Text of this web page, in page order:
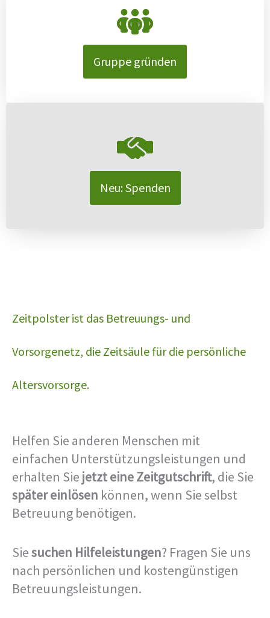
Gruppe gründen
Neu: Spenden
Zeitpolster ist das Betreuungs- und
Vorsorgenetz, die Zeitsäule für die persönliche
Altersvorsorge.
Helfen Sie anderen Menschen mit
einfachen Unterstützungsleistungen und
erhalten Sie jetzt eine Zeitgutschrift, die Sie
später einlösen können, wenn Sie selbst
Betreuung benötigen.
Siesuchen Hilfeleistungen? Fragen Sie uns
nach persönlichen und kostengünstigen
Betreuungsleistungen.